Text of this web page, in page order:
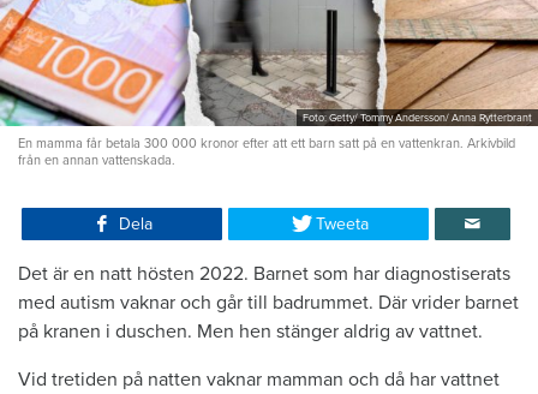
Foto: Getty/ Tommy Andersson/ Anna Rytterbrant
En mamma får betala 300 000 kronor efter att ett barn satt på en vattenkran. Arkivbild
från en annan vattenskada.
Dela Tweeta
Det är en natt hösten 2022. Barnet som har diagnostiserats
med autism vaknar och går till badrummet. Där vrider barnet
på kranen i duschen. Men hen stänger aldrig av vattnet.
Vid tretiden på natten vaknar mamman och då har vattnet